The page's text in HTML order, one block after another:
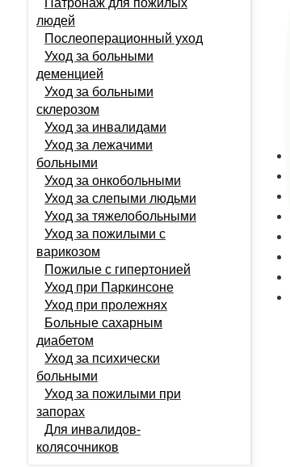
Патронаж для пожилых
людей
Послеоперационный уход
Уход за больными
деменцией
Уход за больными
склерозом
Уход за инвалидами
Уход за лежачими
больными
Уход за онкобольными
Уход за слепыми людьми
Уход за тяжелобольными
Уход за пожилыми с
варикозом
Пожилые с гипертонией
Уход при Паркинсоне
Уход при пролежнях
Больные сахарным
диабетом
Уход за психически
больными
Уход за пожилыми при
запорах
Для инвалидов-
колясочников